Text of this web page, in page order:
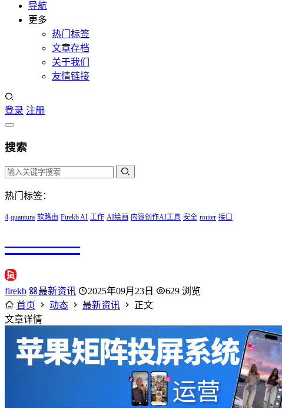
导航
更多
热门标签
文章存档
关于我们
友情链接
登录 注册
搜索
热门标签：
4 quantura 软路由 Firekb AI 工作 AI绘画 内容创作AI工具 安全 router 接口
————
firekb 最新资讯 2025年09月23日
629 浏览
首页
动态 最新资讯
正文
文章详情